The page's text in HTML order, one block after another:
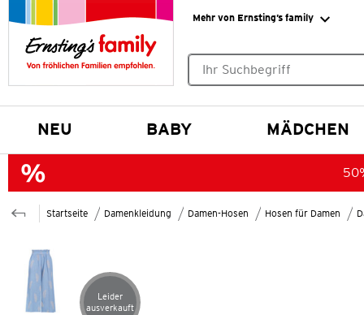
Mehr von Ernsting’s family
NEU BABY MÄDCHEN
Startseite Damenkleidung Damen-Hosen Hosen für Damen
Artikel leider ausverkauft
Leider
ausverkauft